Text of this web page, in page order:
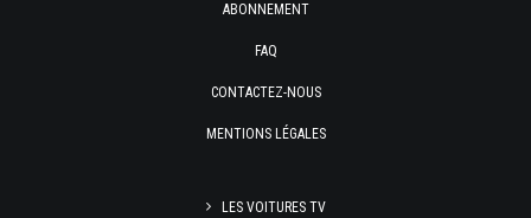
ABONNEMENT
FAQ
CONTACTEZ-NOUS
MENTIONS LÉGALES
LES VOITURES TV